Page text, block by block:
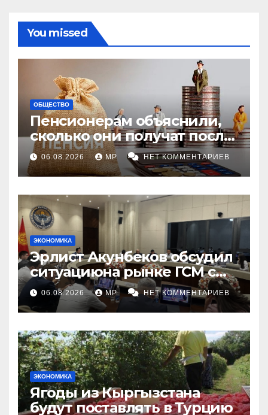
You missed
ОБЩЕСТВО
Пенсионерам объяснили,
сколько они получат после
индексации
06.08.2026 MP НЕТ КОММЕНТАРИЕВ
ЭКОНОМИКА
Эрлист Акунбеков обсудил
ситуациюна рынке ГСМ с
топливными компаниями
06.08.2026 MP НЕТ КОММЕНТАРИЕВ
ЭКОНОМИКА
Ягоды из Кыргызстана
будут поставлять в Турцию